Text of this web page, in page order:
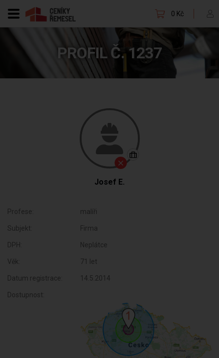
0 Kč
PROFIL Č. 1237
Josef E.
Profese: malíři
Subjekt: Firma
DPH: Neplátce
Věk: 71 let
Datum registrace: 14.5.2014
Dostupnost: